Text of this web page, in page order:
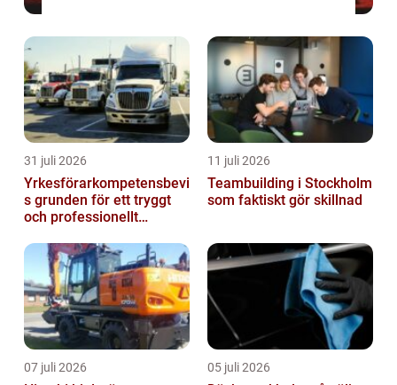
31 juli 2026
Yrkesförarkompetensbevi
s grunden för ett tryggt
och professionellt
11 juli 2026
Teambuilding i Stockholm
som faktiskt gör skillnad
07 juli 2026 05 juli 2026